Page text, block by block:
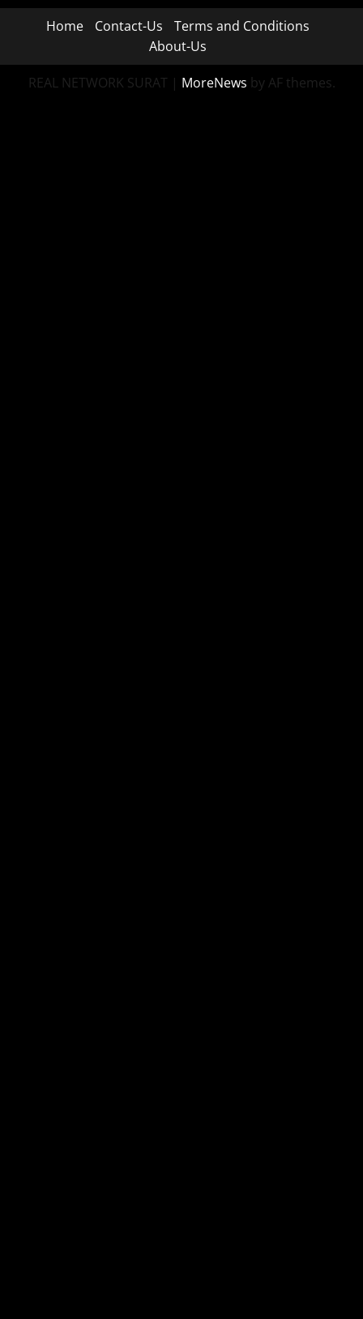
Home Contact-Us
Terms and Conditions
About-Us
REAL NETWORK SURAT | MoreNews by AF themes.